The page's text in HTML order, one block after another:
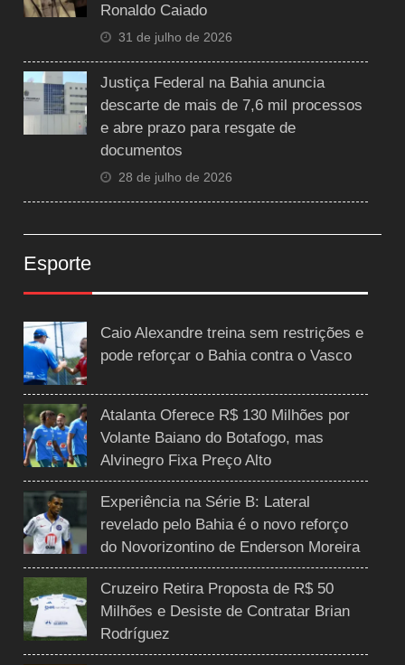
Ronaldo Caiado
31 de julho de 2026
Justiça Federal na Bahia anuncia
descarte de mais de 7,6 mil processos
e abre prazo para resgate de
documentos
28 de julho de 2026
Esporte
Caio Alexandre treina sem restrições e
pode reforçar o Bahia contra o Vasco
Atalanta Oferece R$ 130 Milhões por
Volante Baiano do Botafogo, mas
Alvinegro Fixa Preço Alto
Experiência na Série B: Lateral
revelado pelo Bahia é o novo reforço
do Novorizontino de Enderson Moreira
Cruzeiro Retira Proposta de R$ 50
Milhões e Desiste de Contratar Brian
Rodríguez